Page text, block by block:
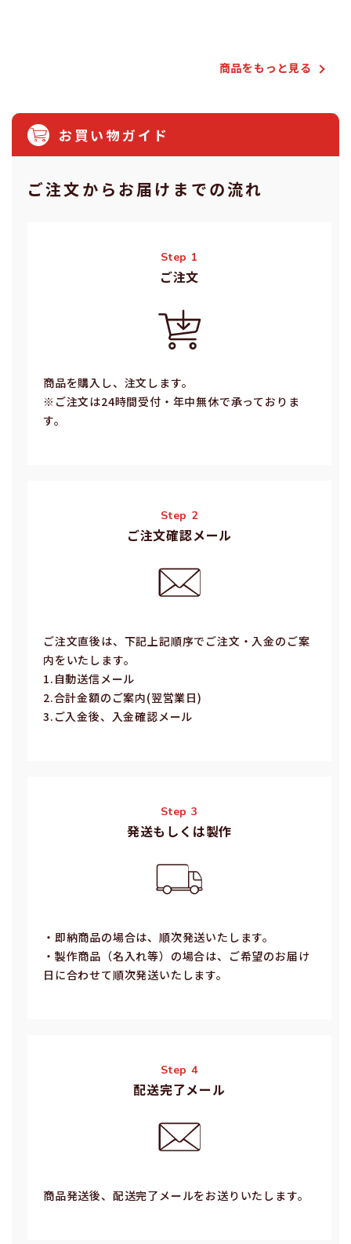
商品をもっと⾒る
お買い物ガイド
ご注⽂からお届けまでの流れ
Step 1
ご注⽂
商品を購入し、注文します。
※ご注⽂は24時間受付・年中無休で承っておりま
す。
Step 2
ご注文確認メール
ご注⽂直後は、下記上記順序でご注⽂・⼊⾦のご案
内をいたします。
1.⾃動送信メール
2.合計⾦額のご案内(翌営業⽇)
3.ご⼊⾦後、⼊⾦確認メール
Step 3
発送もしくは製作
・即納商品の場合は、順次発送いたします。
・製作商品（名⼊れ等）の場合は、ご希望のお届け
⽇に合わせて順次発送いたします。
Step 4
配送完了メール
商品発送後、配送完了メールをお送りいたします。